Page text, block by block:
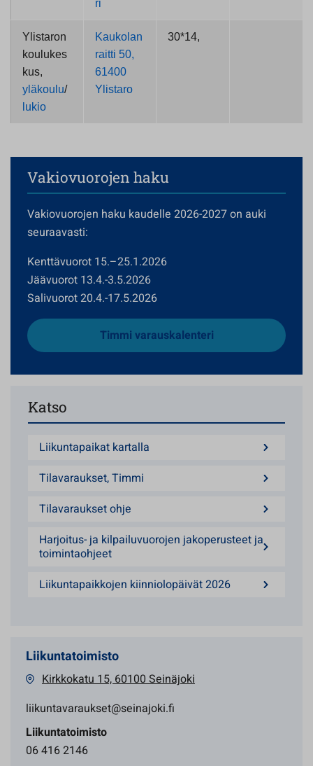
ri
Ylistaron
koulukes
kus,
yläkoulu/
lukio
Kaukolan
raitti 50,
61400
Ylistaro
30*14,
Vakiovuorojen haku
Vakiovuorojen haku kaudelle 2026-2027 on auki
seuraavasti:
Kenttävuorot 15.–25.1.2026
Jäävuorot 13.4.-3.5.2026
Salivuorot 20.4.-17.5.2026
Timmi varauskalenteri
Katso
Liikuntapaikat kartalla
Tilavaraukset, Timmi
Tilavaraukset ohje
Harjoitus- ja kilpailuvuorojen jakoperusteet ja
toimintaohjeet
Liikuntapaikkojen kiinniolopäivät 2026
Liikuntatoimisto
Kirkkokatu 15, 60100 Seinäjoki
liikuntavaraukset@seinajoki.fi
Liikuntatoimisto
06 416 2146